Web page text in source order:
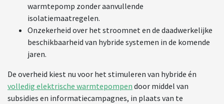
warmtepomp zonder aanvullende
isolatiemaatregelen.
Onzekerheid over het stroomnet en de daadwerkelijke
beschikbaarheid van hybride systemen in de komende
jaren.
De overheid kiest nu voor het stimuleren van hybride én
volledig elektrische warmtepompen door middel van
subsidies en informatiecampagnes, in plaats van te